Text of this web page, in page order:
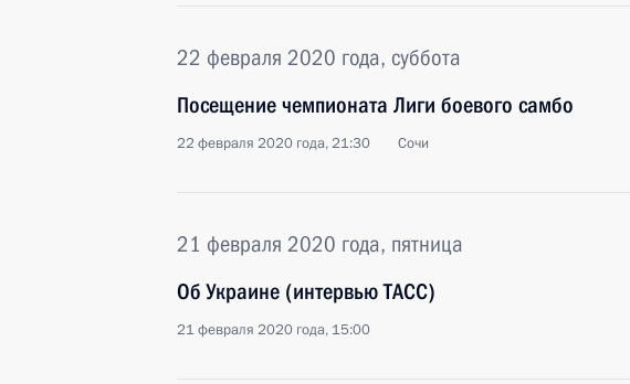
22 февраля 2020 года, суббота
Посещение чемпионата Лиги боевого самбо
22 февраля 2020 года, 21:30 Сочи
21 февраля 2020 года, пятница
Об Украине (интервью ТАСС)
21 февраля 2020 года, 15:00